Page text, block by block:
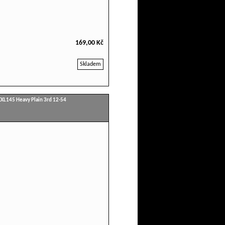
169,00 Kč
Skladem
Heavy Plain 3rd 12-54